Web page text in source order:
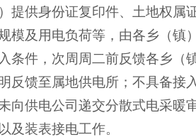
提供身份证复印件、土地权
模及用电负荷等，由各乡（镇
条件，次周周二前反馈各乡（
反馈至属地供电所；不具备接
向供电公司递交分散式电采暖
及装表接电工作。